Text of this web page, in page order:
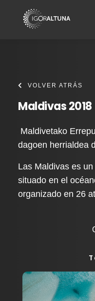
VOLVER ATRÁS
Maldivas 2018
Maldivetako
dagoen herrialdea
Las Maldivas es
situado en el
organizado en 26